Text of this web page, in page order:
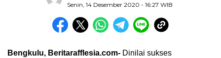
Senin, 14 Desember 2020 - 16:27 WIB
Bengkulu, Beritarafflesia.com- Dinilai sukses